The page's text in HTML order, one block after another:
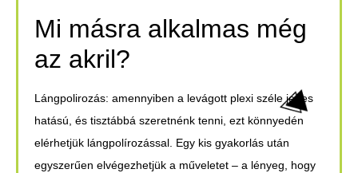
Mi másra alkalmas még
az akril?
Lángpolirozás: amennyiben a levágott plexi széle jeges
hatású, és tisztábbá szeretnénk tenni, ezt könnyedén
elérhetjük lángpolírozással. Egy kis gyakorlás után
egyszerűen elvégezhetjük a műveletet – a lényeg, hogy